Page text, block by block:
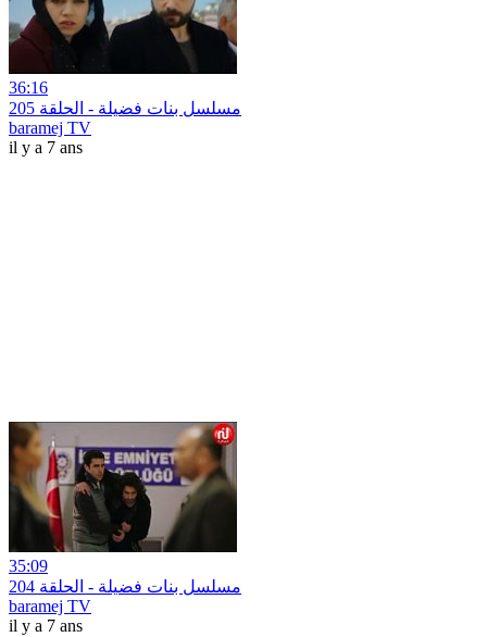
36:16
مسلسل بنات فضيلة - الحلقة 205
baramej TV
il y a 7 ans
35:09
مسلسل بنات فضيلة - الحلقة 204
baramej TV
il y a 7 ans